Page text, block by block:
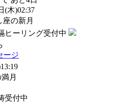
(木)02:37
座の新月
ージ
月